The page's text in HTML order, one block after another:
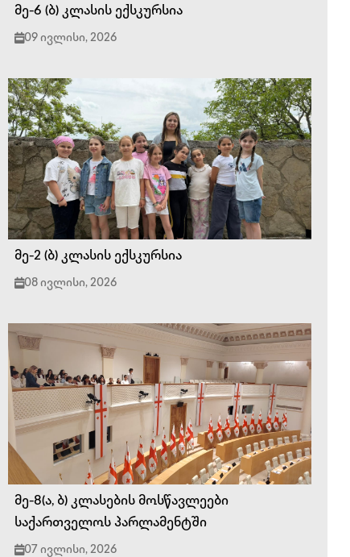
მე-6 (ბ) კლასის ექსკურსია
09 ივლისი, 2026
მე-2 (ბ) კლასის ექსკურსია
08 ივლისი, 2026
მე-8(ა, ბ) კლასების მოსწავლეები
საქართველოს პარლამენტში
07 ივლისი, 2026